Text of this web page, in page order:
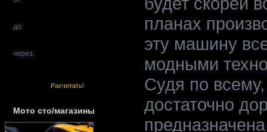
до:
через:
Расчитать!
Мото сто/магазины
планах
эту машину
модными
Судя по всему,
достаточно